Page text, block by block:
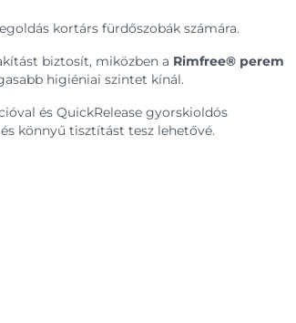
kortárs fürdőszobák számára.
biztosít, miközben a Rimfree® perem
higiéniai szintet kínál.
és QuickRelease gyorskioldós
könnyű tisztítást tesz lehetővé.